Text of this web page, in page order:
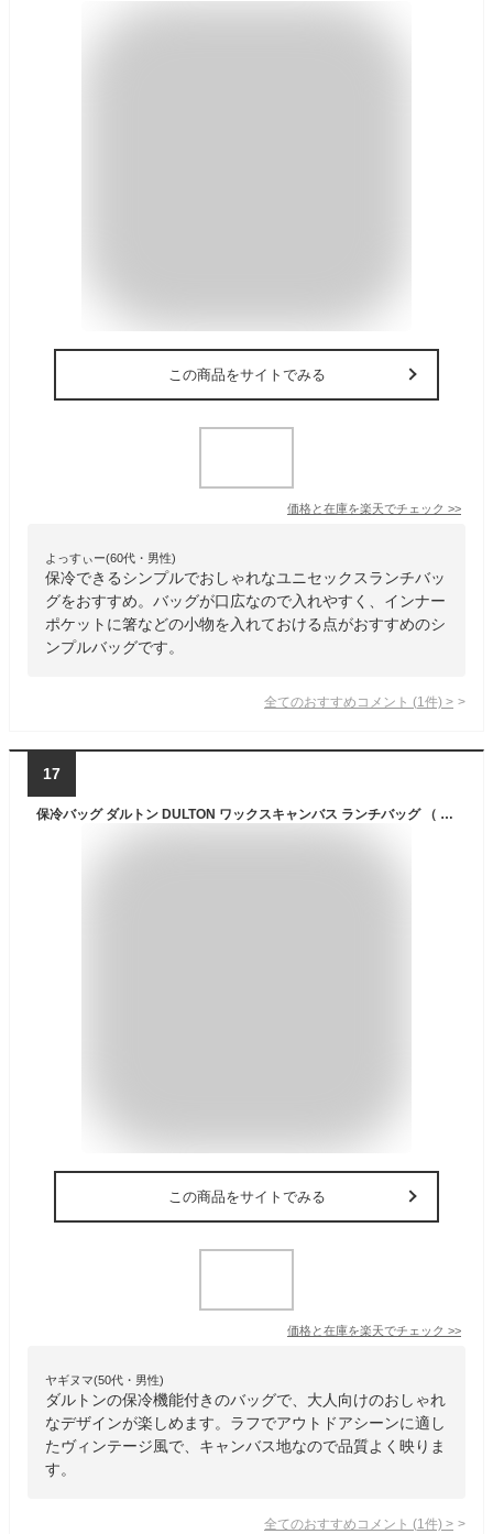
この商品をサイトでみる
価格と在庫を楽天でチェック >>
よっすぃー(60代・男性)
保冷できるシンプルでおしゃれなユニセックスランチバッ
グをおすすめ。バッグが口広なので入れやすく、インナー
ポケットに箸などの小物を入れておける点がおすすめのシ
ンプルバッグです。
全てのおすすめコメント (1 件) >
17
保冷バッグ ダルトン DULTON ワックスキャンバス ランチバッグ （ お弁当バッグ 保冷 ランチバック キャンバス地 サブバッグ アルミ蒸着フィルム バッグ バック お洒落 おしゃれ ヴィンテージ かっこいい シンプル ペットボトル ）【3980円以上送料無料】
この商品をサイトでみる
価格と在庫を楽天でチェック >>
ヤギヌマ(50代・男性)
ダルトンの保冷機能付きのバッグで、大人向けのおしゃれ
なデザインが楽しめます。ラフでアウトドアシーンに適し
たヴィンテージ風で、キャンバス地なので品質よく映りま
す。
全てのおすすめコメント (1 件) >